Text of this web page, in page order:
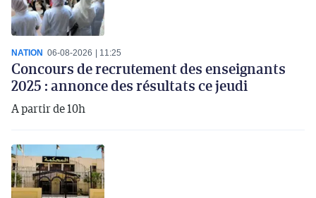
NATION 06-08-2026 11:25
Concours de recrutement des enseignants
2025 : annonce des résultats ce jeudi
A partir de 10h